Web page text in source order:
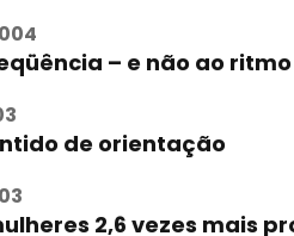
– e não ao
de orientação
2,6 vezes mais